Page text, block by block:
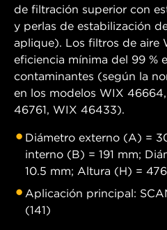
de filtración superior con
y perlas de estabilización
aplique). Los filtros de aire
eficiencia mínima del 99 %
contaminantes (según la
en los modelos WIX
46761, WIX 46433).
Diámetro externo (A) =
interno (B) = 191 mm;
10.5 mm; Altura (H) =
Aplicación principal:
(141)